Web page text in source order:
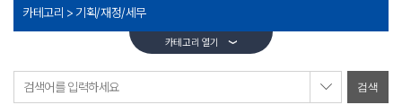
카테고리 > 기획/재정/세무
카테고리 열기
검색어를 입력하세요